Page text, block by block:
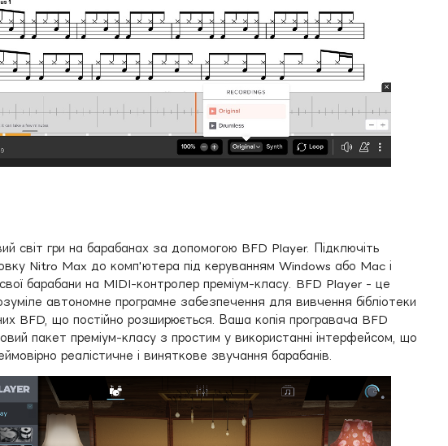
світ гри на барабанах за допомогою BFD Player. Підключіть
Nitro Max до комп'ютера під керуванням Windows або Mac і
барабани на MIDI-контролер преміум-класу. BFD Player - це
автономне програмне забезпечення для вивчення бібліотеки
BFD, що постійно розширюється. Ваша копія програвача BFD
пакет преміум-класу з простим у використанні інтерфейсом, що
реалістичне і виняткове звучання барабанів.